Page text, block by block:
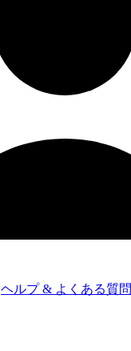
ヘルプ & よくある質問